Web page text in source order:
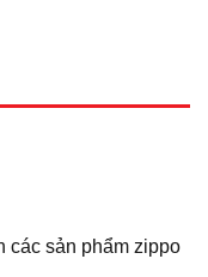
các sản phẩm zippo